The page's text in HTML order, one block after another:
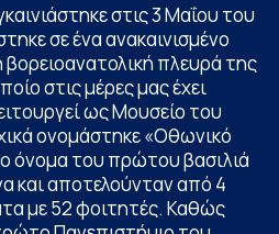
στις 3 Μαΐου του
σε ένα ανακαινισμένο
πλευρά της
στις μέρες μας έχει
ως Μουσείο του
ονομάστηκε «Οθωνικό
όνομα του πρώτου βασιλιά
και αποτελούνταν από 4
με 52 φοιτητές. Καθώς